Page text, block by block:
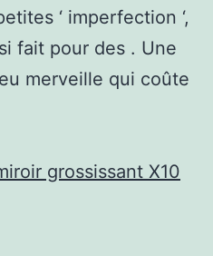
‘ imperfection ‘,
fait pour des . Une
merveille qui coûte
grossissant X10